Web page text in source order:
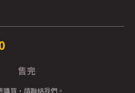
售完
購買，請聯絡我們。